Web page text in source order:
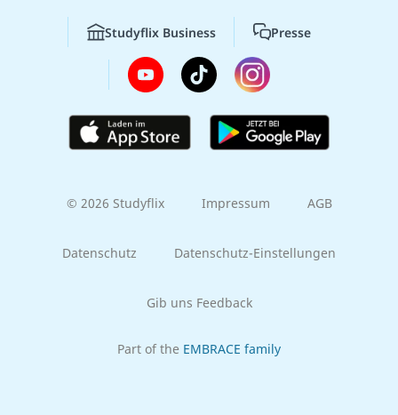
Studyflix Business Presse
© 2026 Studyflix Impressum AGB
Datenschutz Datenschutz-Einstellungen
Gib uns Feedback
Part of the EMBRACE family